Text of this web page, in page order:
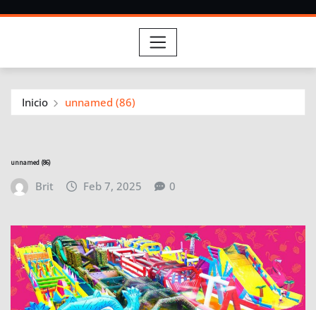
Inicio unnamed (86)
unnamed (86)
Brit Feb 7, 2025 0